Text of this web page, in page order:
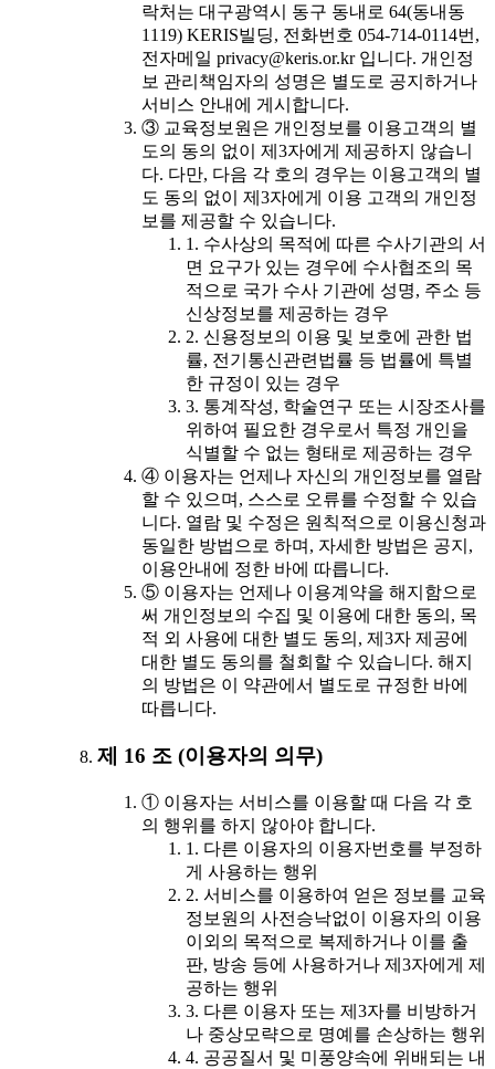
락처는 대구광역시 동구 동내로 64(동내동
1119) KERIS빌딩, 전화번호 054-714-0114번,
전자메일 privacy@keris.or.kr 입니다. 개인정
보 관리책임자의 성명은 별도로 공지하거나
서비스 안내에 게시합니다.
③ 교육정보원은 개인정보를 이용고객의 별
도의 동의 없이 제3자에게 제공하지 않습니
다. 다만, 다음 각 호의 경우는 이용고객의 별
도 동의 없이 제3자에게 이용 고객의 개인정
보를 제공할 수 있습니다.
1. 수사상의 목적에 따른 수사기관의 서
면 요구가 있는 경우에 수사협조의 목
적으로 국가 수사 기관에 성명, 주소 등
신상정보를 제공하는 경우
2. 신용정보의 이용 및 보호에 관한 법
률, 전기통신관련법률 등 법률에 특별
한 규정이 있는 경우
3. 통계작성, 학술연구 또는 시장조사를
위하여 필요한 경우로서 특정 개인을
식별할 수 없는 형태로 제공하는 경우
④ 이용자는 언제나 자신의 개인정보를 열람
할 수 있으며, 스스로 오류를 수정할 수 있습
니다. 열람 및 수정은 원칙적으로 이용신청과
동일한 방법으로 하며, 자세한 방법은 공지,
이용안내에 정한 바에 따릅니다.
⑤ 이용자는 언제나 이용계약을 해지함으로
써 개인정보의 수집 및 이용에 대한 동의, 목
적 외 사용에 대한 별도 동의, 제3자 제공에
대한 별도 동의를 철회할 수 있습니다. 해지
의 방법은 이 약관에서 별도로 규정한 바에
따릅니다.
제 16 조 (이용자의 의무)
① 이용자는 서비스를 이용할 때 다음 각 호
의 행위를 하지 않아야 합니다.
1. 다른 이용자의 이용자번호를 부정하
게 사용하는 행위
2. 서비스를 이용하여 얻은 정보를 교육
정보원의 사전승낙없이 이용자의 이용
이외의 목적으로 복제하거나 이를 출
판, 방송 등에 사용하거나 제3자에게 제
공하는 행위
3. 다른 이용자 또는 제3자를 비방하거
나 중상모략으로 명예를 손상하는 행위
4. 공공질서 및 미풍양속에 위배되는 내